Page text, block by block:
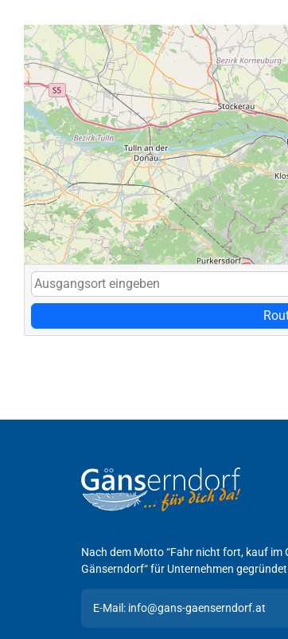
Nach dem Motto “Fahr nicht fort, kauf im
Gänserndorf“ für Unternehmen
E-Mail: info@gans-gaenserndorf.at